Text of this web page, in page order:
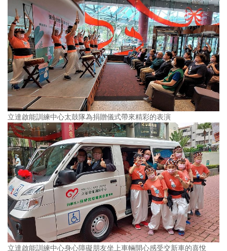
立達啟能訓練中心太鼓隊為捐贈儀式帶來精彩的表演
立達啟能訓練中心身心障礙朋友坐上車輛開心感受交新車的喜悅